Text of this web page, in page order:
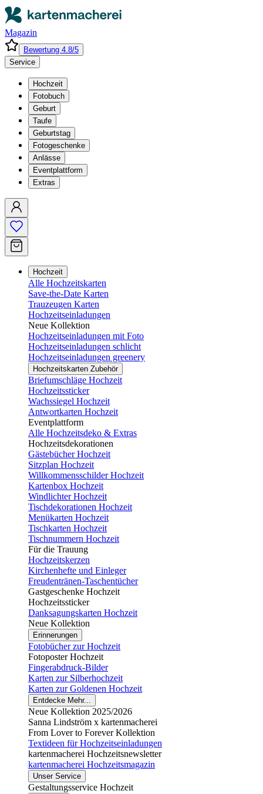
Magazin
Bewertung 4.8/5
Service
Hochzeit
Fotobuch
Geburt
Taufe
Geburtstag
Fotogeschenke
Anlässe
Eventplattform
Extras
Hochzeit
Alle Hochzeitskarten
Save-the-Date Karten
Trauzeugen Karten
Hochzeitseinladungen
Neue Kollektion
Hochzeitseinladungen mit Foto
Hochzeitseinladungen schlicht
Hochzeitseinladungen greenery
Hochzeitskarten Zubehör
Briefumschläge Hochzeit
Hochzeitssticker
Wachssiegel Hochzeit
Antwortkarten Hochzeit
Eventplattform
Alle Hochzeitsdeko & Extras
Hochzeitsdekorationen
Gästebücher Hochzeit
Sitzplan Hochzeit
Willkommensschilder Hochzeit
Kartenbox Hochzeit
Windlichter Hochzeit
Tischdekorationen Hochzeit
Menükarten Hochzeit
Tischkarten Hochzeit
Tischnummern Hochzeit
Für die Trauung
Hochzeitskerzen
Kirchenhefte und Einleger
Freudentränen-Taschentücher
Gastgeschenke Hochzeit
Hochzeitssticker
Danksagungskarten Hochzeit
Neue Kollektion
Erinnerungen
Fotobücher zur Hochzeit
Fotoposter Hochzeit
Fingerabdruck-Bilder
Karten zur Silberhochzeit
Karten zur Goldenen Hochzeit
Entdecke Mehr...
Neue Kollektion 2025/2026
Sanna Lindström x kartenmacherei
From Lover to Forever Kollektion
Textideen für Hochzeitseinladungen
kartenmacherei Hochzeitsnewsletter
kartenmacherei Hochzeitsmagazin
Unser Service
Gestaltungsservice Hochzeit